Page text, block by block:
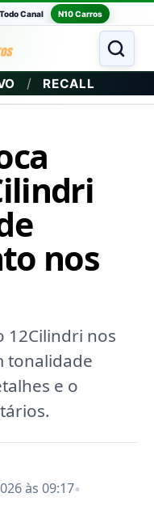
Todo Canal N10 Carros
/ RECALL
nos
12Cilindri nos
tonalidade
e o
às 09:17•